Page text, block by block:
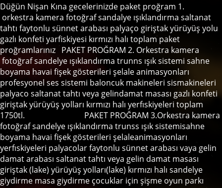
Düğün Nişan Kına gecelerinizde paket proğram 1.
orkestra kamera fotoğraf sandalye ışıklandırma saltanat
tahtı faytonlu sünnet arabası palyaço giriştak yürüyüş yolu
gazlı konfeti yarfiskiyesi kırmızı halı toplam paket
proğramlarınız PAKET PROĞRAM 2. Orkestra kamera
fotoğraf sandelye ışıklandırma trunns ışık sistemi sahne
boyama havai fişek gösterileri şelale animasyonları
profesyonel ses sistemi baloncuk makineleri sismakineleri
palyaco saltanat tahtı veya gelindamat masası gazlı konfeti
giriştak yürüyüş yolları kırmızı halı yerfıskiyeleri toplam
1750tl. PAKET PROĞRAM 3.Orkestra kamera
fotoğraf sandelye ışıklandırma trunss ışık sistemisahne
boyama havai fişek gösterileri şelaleanimasyonları
yerfıskiyeleri palyacolar faytonlu sünnet arabası vaya gelin
damat arabası saltanat tahtı veya gelin damat masası
giriştak (lake) yürüyüş yolları(lake) kırmızı halı sandelye
giydirme masa giydirme çocuklar için şişme oyun parkı